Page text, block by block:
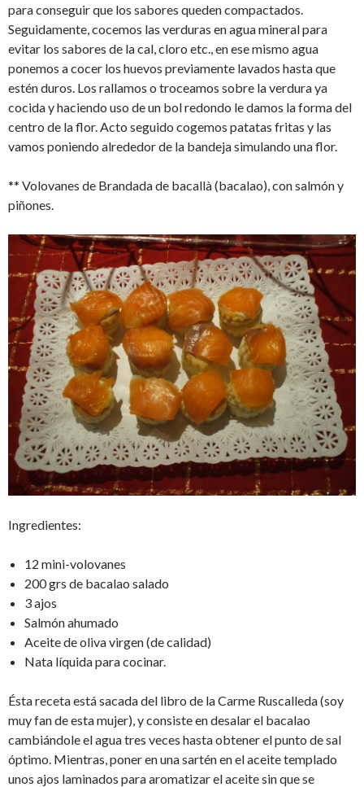
para conseguir que los sabores queden compactados.
Seguidamente, cocemos las verduras en agua mineral para
evitar los sabores de la cal, cloro etc., en ese mismo agua
ponemos a cocer los huevos previamente lavados hasta que
estén duros. Los rallamos o troceamos sobre la verdura ya
cocida y haciendo uso de un bol redondo le damos la forma del
centro de la flor. Acto seguido cogemos patatas fritas y las
vamos poniendo alrededor de la bandeja simulando una flor.
** Volovanes de Brandada de bacallà (bacalao), con salmón y
piñones.
Ingredientes:
12 mini-volovanes
200 grs de bacalao salado
3 ajos
Salmón ahumado
Aceite de oliva virgen (de calidad)
Nata líquida para cocinar.
Ésta receta está sacada del libro de la Carme Ruscalleda (soy
muy fan de esta mujer), y consiste en desalar el bacalao
cambiándole el agua tres veces hasta obtener el punto de sal
óptimo. Mientras, poner en una sartén en el aceite templado
unos ajos laminados para aromatizar el aceite sin que se